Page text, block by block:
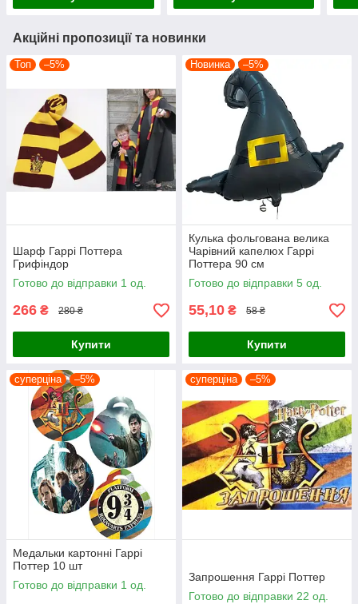
Акційні пропозиції та новинки
Топ –5%
Шарф Гаррі Поттера
Грифіндор
Готово до відправки 1 од.
266 ₴ 280 ₴
Купити
Новинка –5%
Кулька фольгована велика
Чарівний капелюх Гаррі
Поттера 90 см
Готово до відправки 5 од.
55,10 ₴ 58 ₴
Купити
суперціна –5%
Медальки картонні Гаррі
Поттер 10 шт
Готово до відправки 1 од.
суперціна –5%
Запрошення Гаррі Поттер
Готово до відправки 22 од.